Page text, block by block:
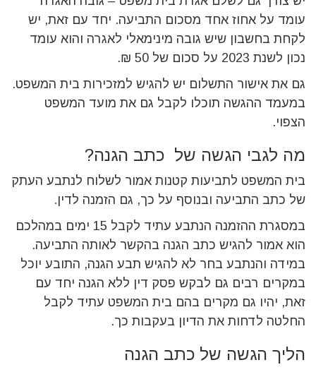
עומד על אחוז אחד מסכום התביעה. יחד עם זאת, יש
לקחת בחשבון שיש גובה מינימאלי לאגרה והוא עומד
נכון לשנת 2023 על סכום של 50 ₪.
גם את אישור התשלום יש להגיש למזכירות בית המשפט.
במעמד ההגשה תוכלו לקבל גם את מועד המשפט
הצפוי.
מה לגבי הגשה של כתב הגנה?
בית המשפט לתביעות קטנות אמור לשלוח לנתבע העתק
של כתב התביעה ובנוסף על כך, גם הזמנה לדין.
במסגרת ההזמנה הנתבע עתיד לקבל 15 ימים במהלכם
הוא אמור להגיש כתב הגנה בהקשר לאותה התביעה.
במידה והנתבע בחר לא להגיש תבע הגנה, התובע יוכל
במקרים רבים גם לבקש פסק דין ללא הגנה יחד עם
זאת, יהיו גם מקרים בהם בית המשפט עתיד לקבל
החלטה לדחות את הדיון בעקבות כך.
הליך הגשה של כתב הגנה